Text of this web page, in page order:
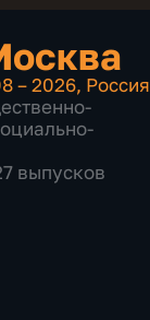
– 2026, Россия
выпусков